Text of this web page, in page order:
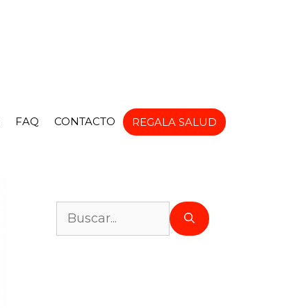
FAQ CONTACTO REGALA SALUD